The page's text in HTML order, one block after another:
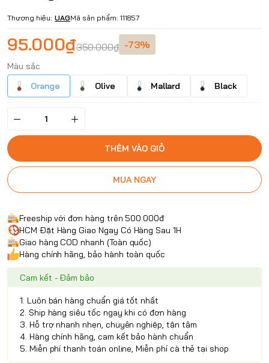
Thương hiệu: UAGMã sản phẩm: 111857
95.000₫350.000₫ -73%
Màu sắc
Orange
Olive Mallard Black
THÊM VÀO GIỎ
MUA NGAY
Freeship với đơn hàng trên 500.000đ
HCM Đặt Hàng Giao Ngay Có Hàng Sau 1H
Giao hàng COD nhanh (Toàn quốc)
Hàng chính hãng, bảo hành toàn quốc
Cam kết - Đảm bảo
1. Luôn bán hàng chuẩn giá tốt nhất
2. Ship hàng siêu tốc ngay khi có đơn hàng
3. Hỗ trợ nhanh nhẹn, chuyên nghiệp, tận tâm
4. Hàng chính hãng, cam kết bảo hành chuẩn
5. Miễn phí thanh toán online, Miễn phí cà thẻ tại shop